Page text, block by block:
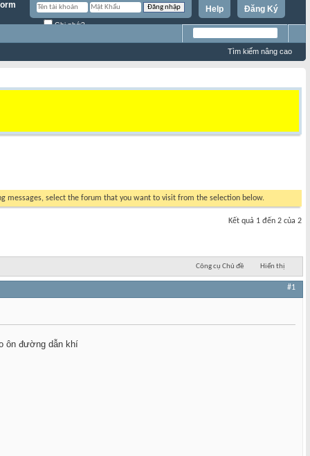
Đăng Ký
Help
Ghi nhớ?
Tìm kiếm nâng cao
messages, select the forum that you want to visit from the selection below.
Kết quả 1 đến 2 của 2
Công cụ Chủ đề Hiển thị
#1
ôn đường dẫn khí